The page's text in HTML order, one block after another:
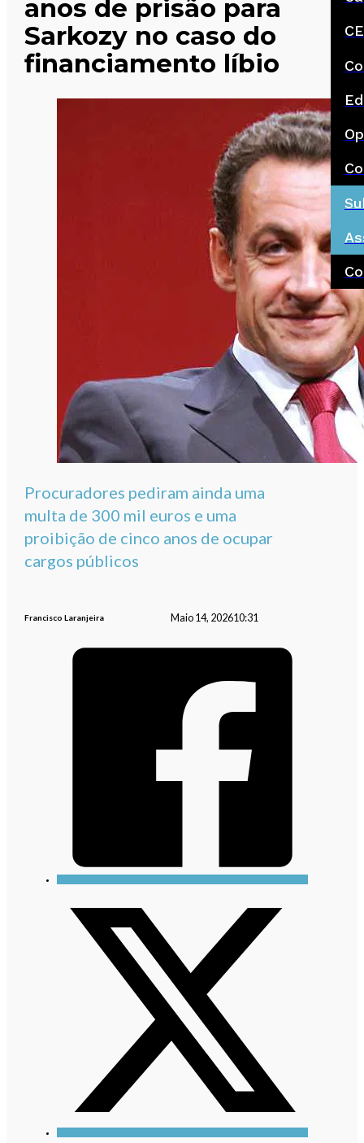
anos de prisão para
Sarkozy no caso do
financiamento líbio
Procuradores pediram ainda uma
multa de 300 mil euros e uma
proibição de cinco anos de ocupar
cargos públicos
Francisco Laranjeira Maio 14, 202610:31